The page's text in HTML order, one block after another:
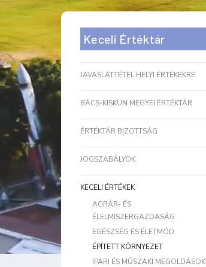
Keceli Értéktár
JAVASLATTÉTEL HELYI ÉRTÉKEKRE
BÁCS-KISKUN MEGYEI ÉRTÉKTÁR
ÉRTÉKTÁR BIZOTTSÁG
JOGSZABÁLYOK
KECELI ÉRTÉKEK
AGRÁR- ÉS
ÉLELMISZERGAZDASÁG
EGÉSZSÉG ÉS ÉLETMÓD
ÉPÍTETT KÖRNYEZET
IPARI ÉS MŰSZAKI MEGOLDÁSOK